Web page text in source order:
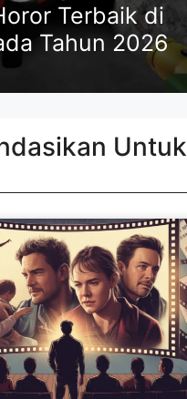
Terbaik di
Tahun 2026
Untuk